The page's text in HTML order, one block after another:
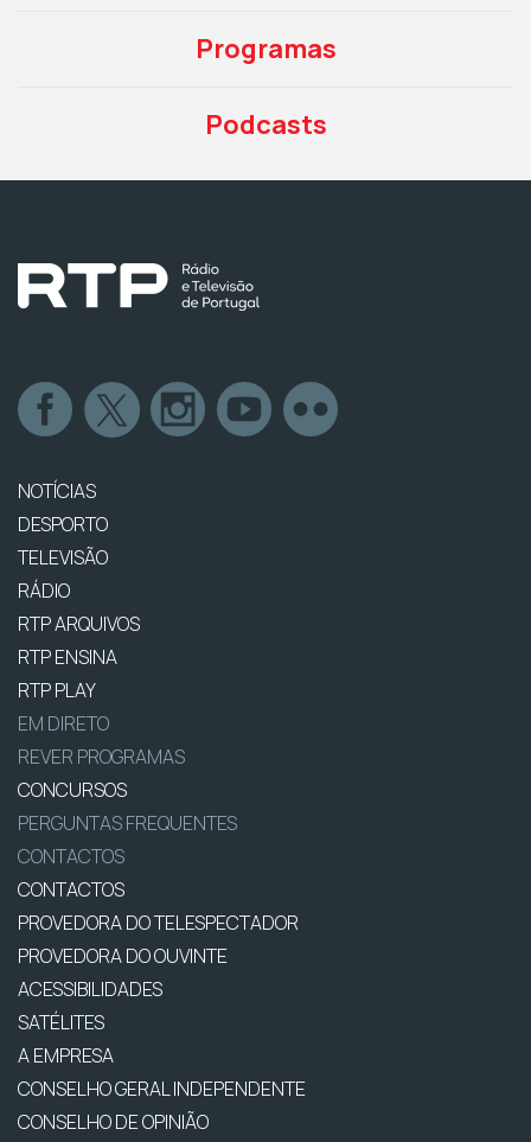
Programas
Podcasts
NOTÍCIAS
DESPORTO
TELEVISÃO
RÁDIO
RTP ARQUIVOS
RTP ENSINA
RTP PLAY
EM DIRETO
REVER PROGRAMAS
CONCURSOS
PERGUNTAS FREQUENTES
CONTACTOS
CONTACTOS
PROVEDORA DO TELESPECTADOR
PROVEDORA DO OUVINTE
ACESSIBILIDADES
SATÉLITES
A EMPRESA
CONSELHO GERAL INDEPENDENTE
CONSELHO DE OPINIÃO